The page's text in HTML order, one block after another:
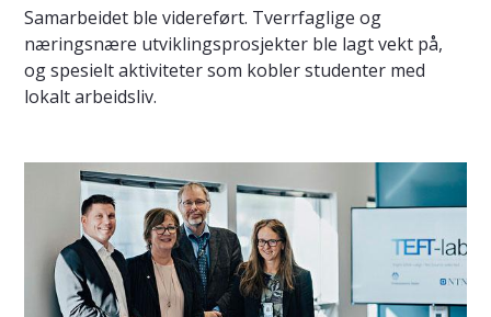
Samarbeidet ble videreført. Tverrfaglige og
næringsnære utviklingsprosjekter ble lagt vekt på,
og spesielt aktiviteter som kobler studenter med
lokalt arbeidsliv.